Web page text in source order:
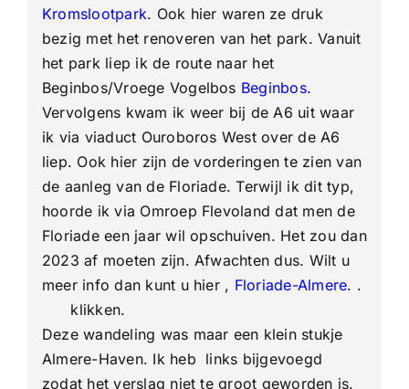
Kromslootpark. Ook hier waren ze druk
bezig met het renoveren van het park. Vanuit
het park liep ik de route naar het
Beginbos/Vroege Vogelbos Beginbos.
Vervolgens kwam ik weer bij de A6 uit waar
ik via viaduct Ouroboros West over de A6
liep. Ook hier zijn de vorderingen te zien van
de aanleg van de Floriade. Terwijl ik dit typ,
hoorde ik via Omroep Flevoland dat men de
Floriade een jaar wil opschuiven. Het zou dan
2023 af moeten zijn. Afwachten dus. Wilt u
meer info dan kunt u hier , Floriade-Almere. .
klikken.
Deze wandeling was maar een klein stukje
Almere-Haven. Ik heb links bijgevoegd
zodat het verslag niet te groot geworden is.